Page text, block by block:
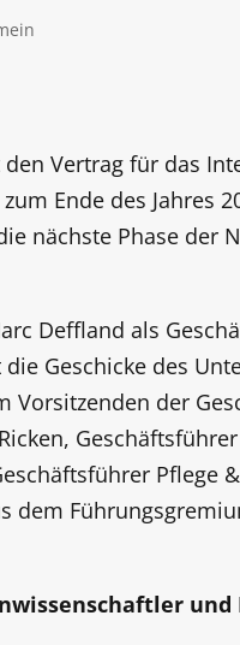
Vertrag für das
Ende des Jahres
nächste Phase der
Deffland als
Geschicke des
Vorsitzenden der
Pflege
dem